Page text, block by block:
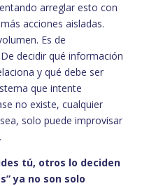
arreglar esto con
acciones aisladas.
Es de
decidir qué información
y qué debe ser
que intente
no existe, cualquier
solo puede improvisar
tú, otros lo deciden
ya no son solo